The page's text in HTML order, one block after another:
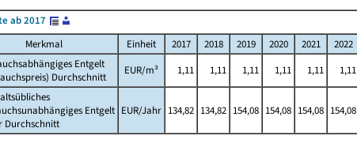
ab 2017
Merkmal
Einheit 2017 2018 2019 2020 2021 2022
Entgelt
Durchschnitt
EUR/m³ 1,11 1,11 1,11 1,11 1,11 1,11
Entgelt
Durchschnitt
EUR/Jahr 134,82 134,82 154,08 154,08 154,08 154,08